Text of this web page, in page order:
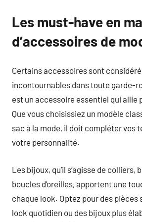
Les must-have en
d’accessoires de
Certains accessoires sont
incontournables dans toute garde-
est un accessoire essentiel qui allie
Que vous choisissiez un modèle
sac à la mode, il doit compléter vos
votre personnalité.
Les bijoux, qu’il s’agisse de colliers,
boucles d’oreilles, apportent une
chaque look. Optez pour des pièces
look quotidien ou des bijoux plus